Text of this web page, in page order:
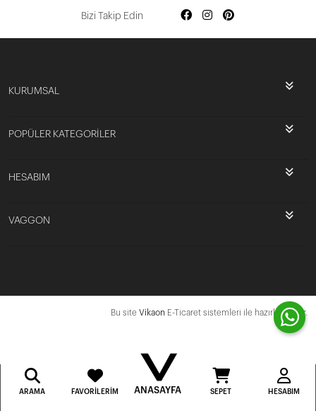
Bizi Takip Edin
KURUMSAL
POPÜLER KATEGORİLER
HESABIM
VAGGON
Bu site Vikaon E-Ticaret sistemleri ile hazırlanmıştır.
ARAMA FAVORILERIM ANASAYFA SEPET HESABIM